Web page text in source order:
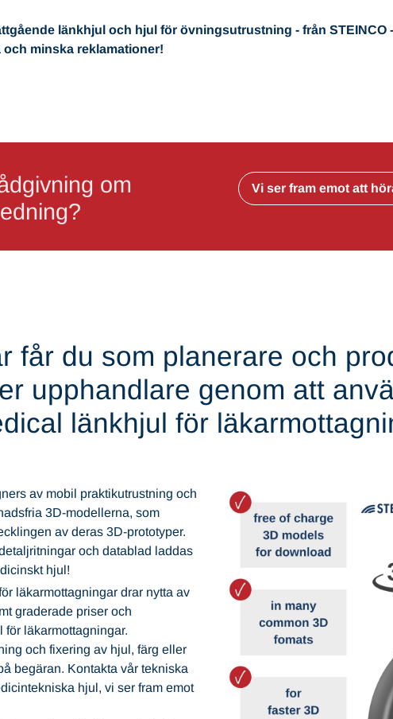
länkhjul och hjul för övningsutrustning - från
minska reklamationer!
om
Vi ser fram emot att
får du som planerare och
upphandlare genom att
länkhjul för
av mobil praktikutrustning och
3D-modellerna, som
av deras 3D-prototyper.
och datablad laddas
hjul!
läkarmottagningar drar nytta av
graderade priser och
för läkarmottagningar.
och fixering av hjul, färg eller
begäran. Kontakta vår tekniska
hjul, vi ser fram emot